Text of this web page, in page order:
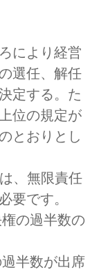
により経営
選任、解任
定する。た
位の規定が
とおりとし
、無限責任
要です。
の過半数の
半数が出席